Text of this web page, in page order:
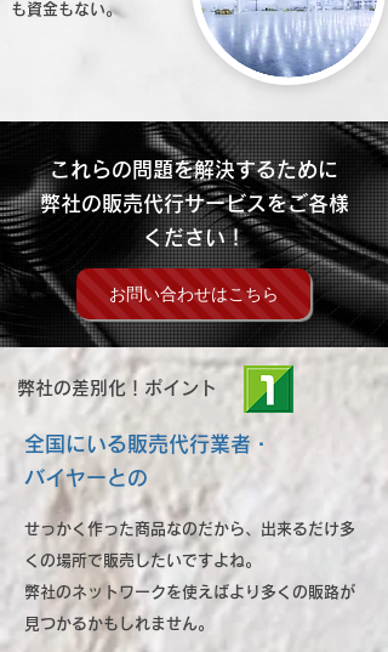
も資金もない。
これらの問題を解決するために
弊社の販売代行サービスをご各様
ください！
お問い合わせはこちら
弊社の差別化！ポイント
全国にいる販売代行業者・
バイヤーとの
せっかく作った商品なのだから、出来るだけ多
くの場所で販売したいですよね。
弊社のネットワークを使えばより多くの販路が
見つかるかもしれません。